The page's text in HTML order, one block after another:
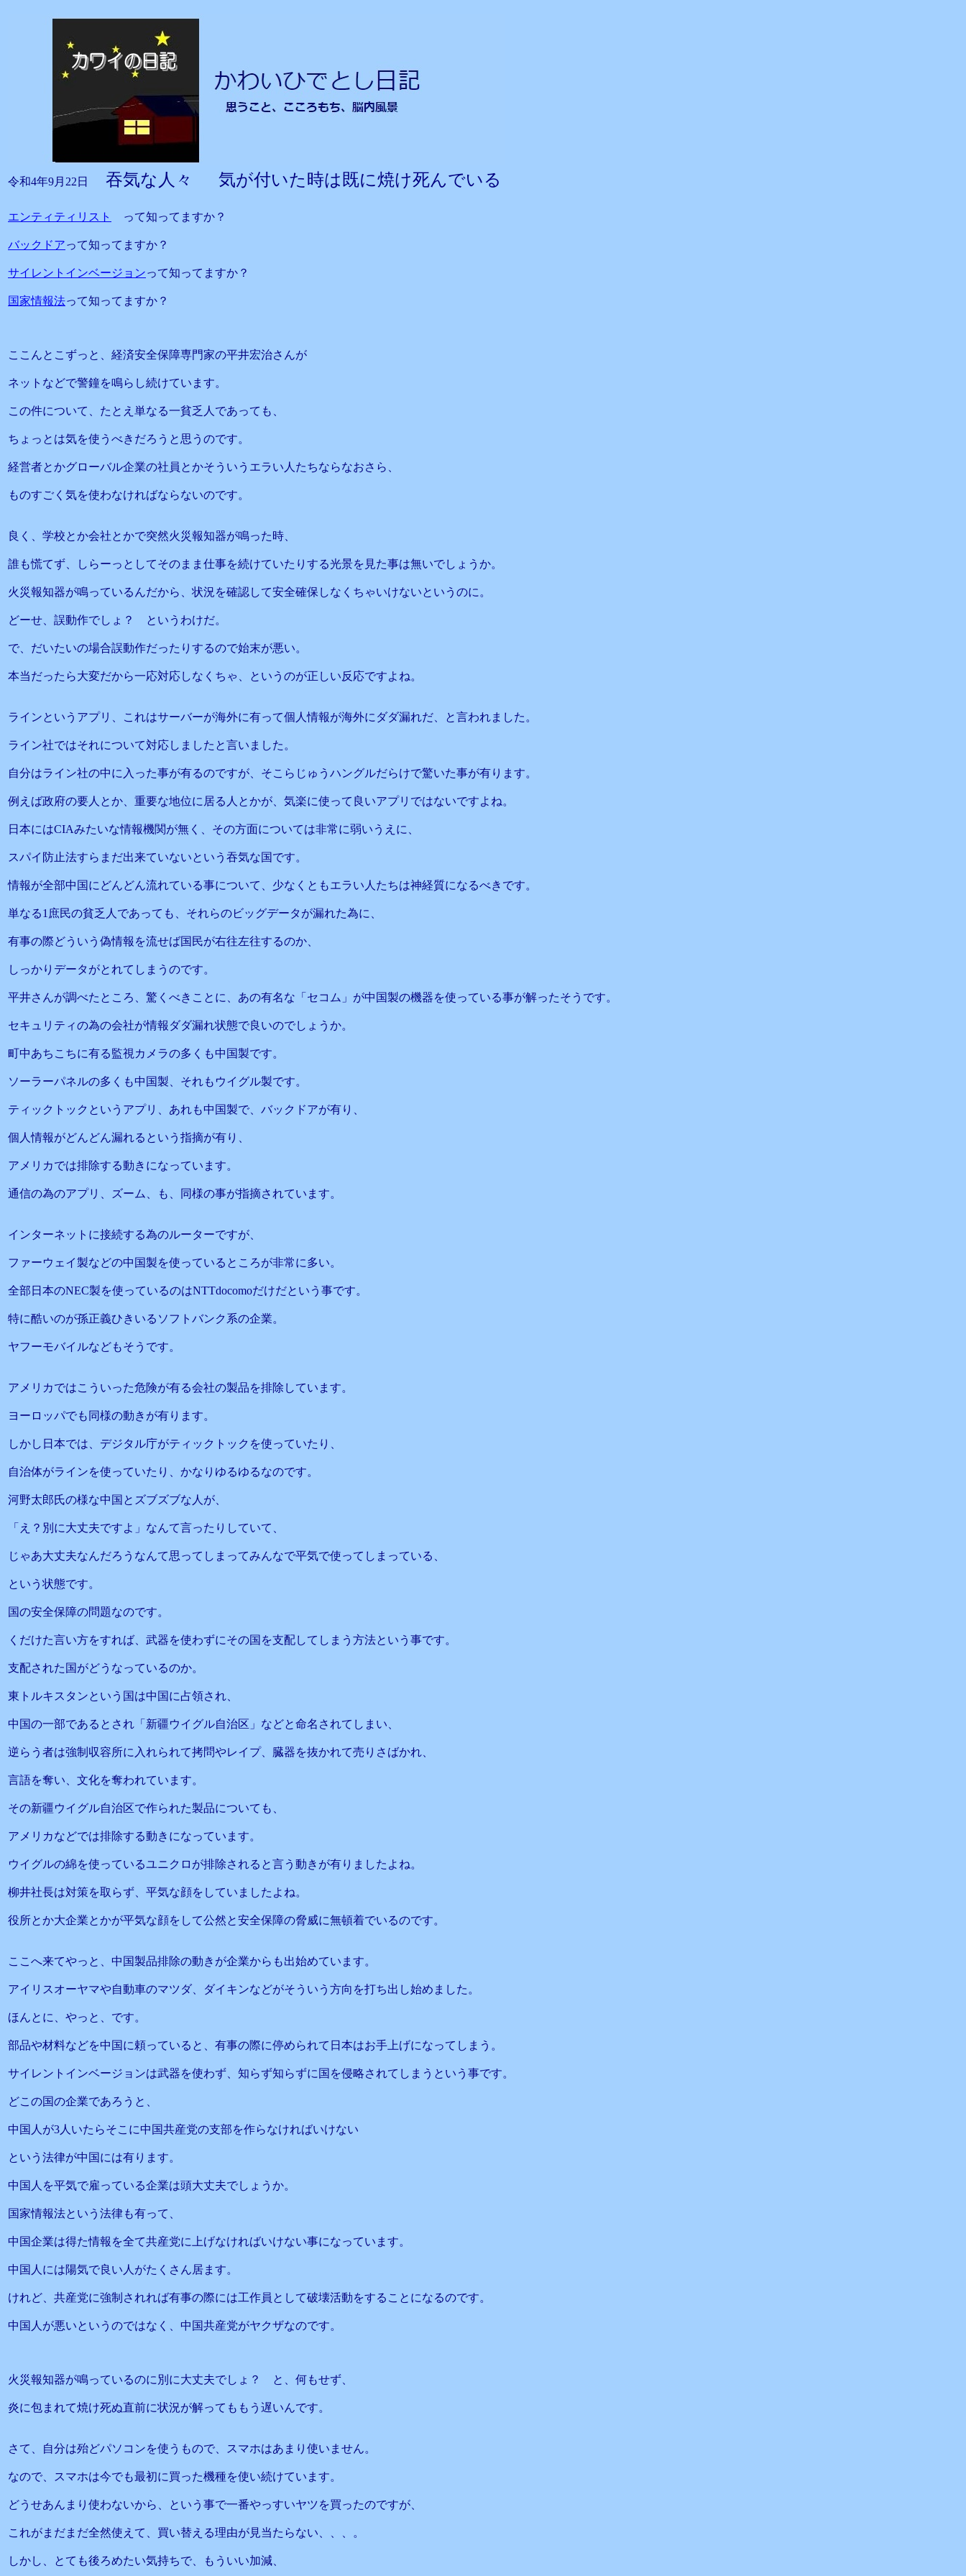
令和4年9月22日 吞気な人々 気が付いた時は既に焼け死んでいる
エンティティリスト って知ってますか？
バックドアって知ってますか？
サイレントインベージョンって知ってますか？
国家情報法って知ってますか？
ここんとこずっと、経済安全保障専門家の平井宏治さんが
ネットなどで警鐘を鳴らし続けています。
この件について、たとえ単なる一貧乏人であっても、
ちょっとは気を使うべきだろうと思うのです。
経営者とかグローバル企業の社員とかそういうエラい人たちならなおさら、
ものすごく気を使わなければならないのです。
良く、学校とか会社とかで突然火災報知器が鳴った時、
誰も慌てず、しらーっとしてそのまま仕事を続けていたりする光景を見た事は無いでしょうか。
火災報知器が鳴っているんだから、状況を確認して安全確保しなくちゃいけないというのに。
どーせ、誤動作でしょ？ というわけだ。
で、だいたいの場合誤動作だったりするので始末が悪い。
本当だったら大変だから一応対応しなくちゃ、というのが正しい反応ですよね。
ラインというアプリ、これはサーバーが海外に有って個人情報が海外にダダ漏れだ、と言われました。
ライン社ではそれについて対応しましたと言いました。
自分はライン社の中に入った事が有るのですが、そこらじゅうハングルだらけで驚いた事が有ります。
例えば政府の要人とか、重要な地位に居る人とかが、気楽に使って良いアプリではないですよね。
日本にはCIAみたいな情報機関が無く、その方面については非常に弱いうえに、
スパイ防止法すらまだ出来ていないという吞気な国です。
情報が全部中国にどんどん流れている事について、少なくともエラい人たちは神経質になるべきです。
単なる1庶民の貧乏人であっても、それらのビッグデータが漏れた為に、
有事の際どういう偽情報を流せば国民が右往左往するのか、
しっかりデータがとれてしまうのです。
平井さんが調べたところ、驚くべきことに、あの有名な「セコム」が中国製の機器を使っている事が解ったそうです。
セキュリティの為の会社が情報ダダ漏れ状態で良いのでしょうか。
町中あちこちに有る監視カメラの多くも中国製です。
ソーラーパネルの多くも中国製、それもウイグル製です。
ティックトックというアプリ、あれも中国製で、バックドアが有り、
個人情報がどんどん漏れるという指摘が有り、
アメリカでは排除する動きになっています。
通信の為のアプリ、ズーム、も、同様の事が指摘されています。
インターネットに接続する為のルーターですが、
ファーウェイ製などの中国製を使っているところが非常に多い。
全部日本のNEC製を使っているのはNTTdocomoだけだという事です。
特に酷いのが孫正義ひきいるソフトバンク系の企業。
ヤフーモバイルなどもそうです。
アメリカではこういった危険が有る会社の製品を排除しています。
ヨーロッパでも同様の動きが有ります。
しかし日本では、デジタル庁がティックトックを使っていたり、
自治体がラインを使っていたり、かなりゆるゆるなのです。
河野太郎氏の様な中国とズブズブな人が、
「え？別に大丈夫ですよ」なんて言ったりしていて、
じゃあ大丈夫なんだろうなんて思ってしまってみんなで平気で使ってしまっている、
という状態です。
国の安全保障の問題なのです。
くだけた言い方をすれば、武器を使わずにその国を支配してしまう方法という事です。
支配された国がどうなっているのか。
東トルキスタンという国は中国に占領され、
中国の一部であるとされ「新疆ウイグル自治区」などと命名されてしまい、
逆らう者は強制収容所に入れられて拷問やレイプ、臓器を抜かれて売りさばかれ、
言語を奪い、文化を奪われています。
その新疆ウイグル自治区で作られた製品についても、
アメリカなどでは排除する動きになっています。
ウイグルの綿を使っているユニクロが排除されると言う動きが有りましたよね。
柳井社長は対策を取らず、平気な顔をしていましたよね。
役所とか大企業とかが平気な顔をして公然と安全保障の脅威に無頓着でいるのです。
ここへ来てやっと、中国製品排除の動きが企業からも出始めています。
アイリスオーヤマや自動車のマツダ、ダイキンなどがそういう方向を打ち出し始めました。
ほんとに、やっと、です。
部品や材料などを中国に頼っていると、有事の際に停められて日本はお手上げになってしまう。
サイレントインベージョンは武器を使わず、知らず知らずに国を侵略されてしまうという事です。
どこの国の企業であろうと、
中国人が3人いたらそこに中国共産党の支部を作らなければいけない
という法律が中国には有ります。
中国人を平気で雇っている企業は頭大丈夫でしょうか。
国家情報法という法律も有って、
中国企業は得た情報を全て共産党に上げなければいけない事になっています。
中国人には陽気で良い人がたくさん居ます。
けれど、共産党に強制されれば有事の際には工作員として破壊活動をすることになるのです。
中国人が悪いというのではなく、中国共産党がヤクザなのです。
火災報知器が鳴っているのに別に大丈夫でしょ？ と、何もせず、
炎に包まれて焼け死ぬ直前に状況が解ってももう遅いんです。
さて、自分は殆どパソコンを使うもので、スマホはあまり使いません。
なので、スマホは今でも最初に買った機種を使い続けています。
どうせあんまり使わないから、という事で一番やっすいヤツを買ったのですが、
これがまだまだ全然使えて、買い替える理由が見当たらない、、、。
しかし、とても後ろめたい気持ちで、もういい加減、